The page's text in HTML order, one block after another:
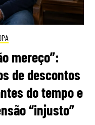
mereço”:
de descontos
do tempo e
“injusto”